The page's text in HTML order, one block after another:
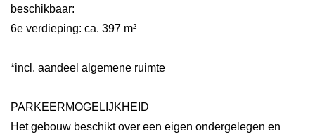
beschikbaar:
6e verdieping: ca. 397 m²
*incl. aandeel algemene ruimte
PARKEERMOGELIJKHEID
Het gebouw beschikt over een eigen ondergelegen en